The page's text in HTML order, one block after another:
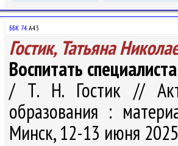
ББК 74.А43
Гостик, Татьяна
Воспитать специалиста
/ Т. Н. Гостик //
образования :
Минск, 12-13 июня